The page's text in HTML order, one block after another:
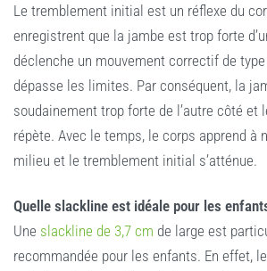
Le tremblement initial est un réflexe du
enregistrent que la jambe est trop forte
déclenche un mouvement correctif de
dépasse les limites. Par conséquent, la
soudainement trop forte de l’autre côté et
répète. Avec le temps, le corps apprend à
milieu et le tremblement initial s’atténue.
Quelle slackline est idéale pour les
Une slackline de 3,7 cm de large est
recommandée pour les enfants. En effet,